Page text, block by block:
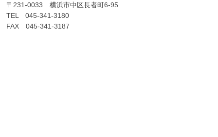
〒231-0033 横浜市中区長者町6-95
TEL 045-341-3180
FAX 045-341-3187